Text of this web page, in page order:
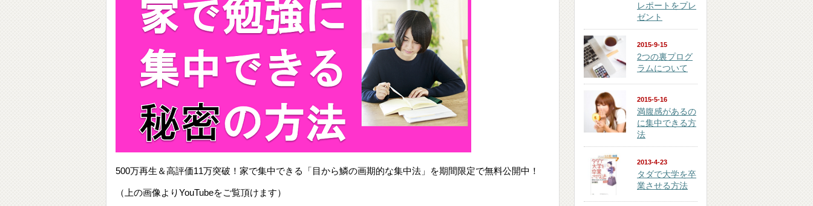
500万再生＆高評価11万突破！家で集中できる「目から鱗の画期的な集中法」を期間限定で無料公開中！
（上の画像よりYouTubeをご覧頂けます）
レポートをプレ
ゼント
2015-9-15
2つの裏プログ
ラムについて
2015-5-16
満腹感があるの
に集中できる方
法
2013-4-23
タダで大学を卒
業させる方法